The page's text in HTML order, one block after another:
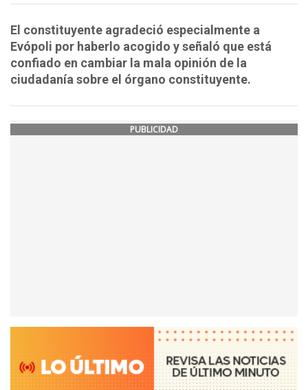
El constituyente agradeció especialmente a
Evópoli por haberlo acogido y señaló que está
confiado en cambiar la mala opinión de la
ciudadanía sobre el órgano constituyente.
PUBLICIDAD